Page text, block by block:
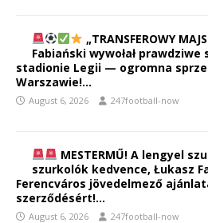
„TRANSFEROWY
Fabiański wywołał
stadionie Legii — ogromna
Warszawie!…
August 6, 2026 247football-now
MESTERMŰ! A lengyel
szurkolók kedvence, Łukasz
Ferencváros jövedelmező
szerződésért!…
August 6, 2026 247football-now